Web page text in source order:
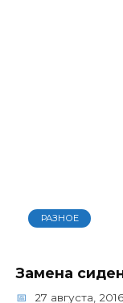
РАЗНОЕ
Замена
27 августа, 2016